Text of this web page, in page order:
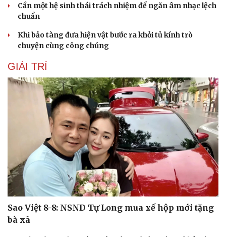
Du lịch
Tư vấn
Săn Tour
check-in
Podcast
Câu chuyện thời sự
Đọc truyện đêm khuya
Cửa sổ tình yêu
Kể chuyện cho bé
Cần một hệ sinh thái trách nhiệm để ngăn âm nhạc lệch
chuẩn
Khi bảo tàng đưa hiện vật bước ra khỏi tủ kính trò
chuyện cùng công chúng
GIẢI TRÍ
Sao Việt 8-8: NSND Tự Long mua xế hộp mới tặng
bà xã